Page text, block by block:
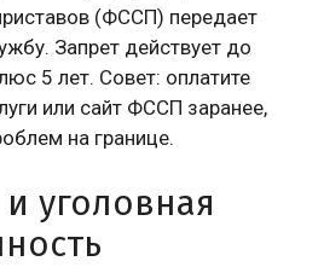
(ФССП) передает
Запрет действует до
5 лет. Совет: оплатите
или сайт ФССП заранее,
на границе.
уголовная